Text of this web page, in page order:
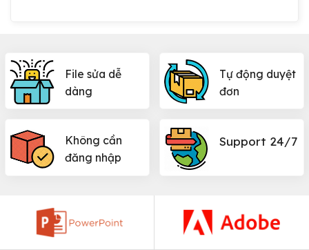
File sửa dễ
dàng
Tự động duyệt
đơn
Không cần
đăng nhập
Support 24/7